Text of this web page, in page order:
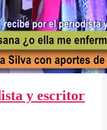
y escritor